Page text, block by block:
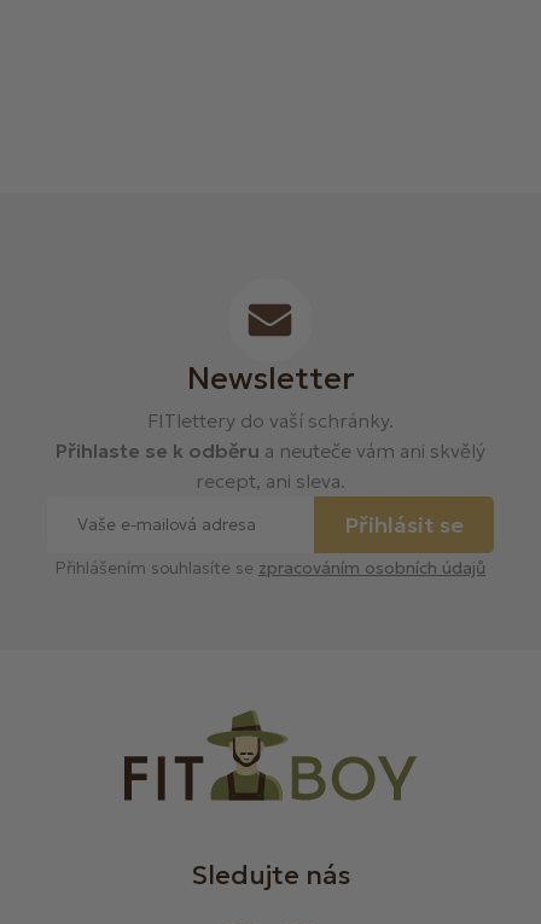
Newsletter
FITlettery do vaší schránky.
Přihlaste se k odběru a neuteče vám ani skvělý
recept, ani sleva.
Přihlásit se
Přihlášením souhlasíte se zpracováním osobních údajů
Sledujte nás